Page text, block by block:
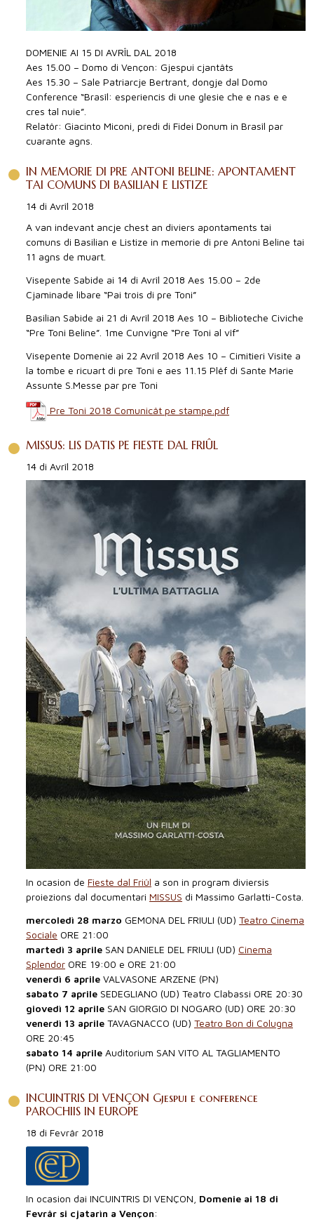
DOMENIE AI 15 DI AVRÎL DAL 2018
Aes 15.00 – Domo di Vençon: Gjespui cjantâts
Aes 15.30 – Sale Patriarcje Bertrant, dongje dal Domo
Conference “Brasîl: esperiencis di une glesie che e nas e e
cres tal nuie”.
Relatôr: Giacinto Miconi, predi di Fidei Donum in Brasîl par
cuarante agns.
IN MEMORIE DI PRE ANTONI BELINE: APONTAMENT
TAI COMUNS DI BASILIAN E LISTIZE
14 di Avrîl 2018
A van indevant ancje chest an diviers apontaments tai
comuns di Basilian e Listize in memorie di pre Antoni Beline tai
11 agns de muart.
Visepente Sabide ai 14 di Avrîl 2018 Aes 15.00 – 2de
Cjaminade libare “Pai trois di pre Toni”
Basilian Sabide ai 21 di Avrîl 2018 Aes 10 – Biblioteche Civiche
“Pre Toni Beline”. 1me Cunvigne “Pre Toni al vîf”
Visepente Domenie ai 22 Avrîl 2018 Aes 10 – Cimitieri Visite a
la tombe e ricuart di pre Toni e aes 11.15 Plêf di Sante Marie
Assunte S.Messe par pre Toni
Pre Toni 2018 Comunicât pe stampe.pdf
MISSUS: LIS DATIS PE FIESTE DAL FRIÛL
14 di Avrîl 2018
In ocasion de Fieste dal Friûl a son in program diviersis
proiezions dal documentari MISSUS di Massimo Garlatti-Costa.
mercoledì 28 marzo GEMONA DEL FRIULI (UD) Teatro Cinema
Sociale ORE 21:00
martedì 3 aprile SAN DANIELE DEL FRIULI (UD) Cinema
Splendor ORE 19:00 e ORE 21:00
venerdì 6 aprile VALVASONE ARZENE (PN)
sabato 7 aprile SEDEGLIANO (UD) Teatro Clabassi ORE 20:30
giovedì 12 aprile SAN GIORGIO DI NOGARO (UD) ORE 20:30
venerdì 13 aprile TAVAGNACCO (UD) Teatro Bon di Colugna
ORE 20:45
sabato 14 aprile Auditorium SAN VITO AL TAGLIAMENTO
(PN) ORE 21:00
INCUINTRIS DI VENÇON Gjespui e conference
PAROCHIIS IN EUROPE
18 di Fevrâr 2018
In ocasion dai INCUINTRIS DI VENÇON, Domenie ai 18 di
Fevrâr si cjatarìn a Vençon: